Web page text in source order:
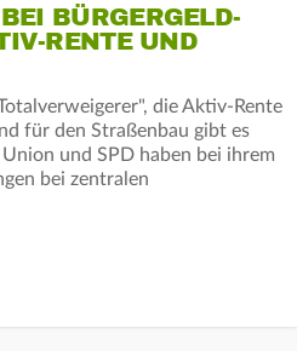
BÜRGERGELD-
RENTE UND
die Aktiv-Rente
für den Straßenbau gibt es
und SPD haben bei ihrem
bei zentralen